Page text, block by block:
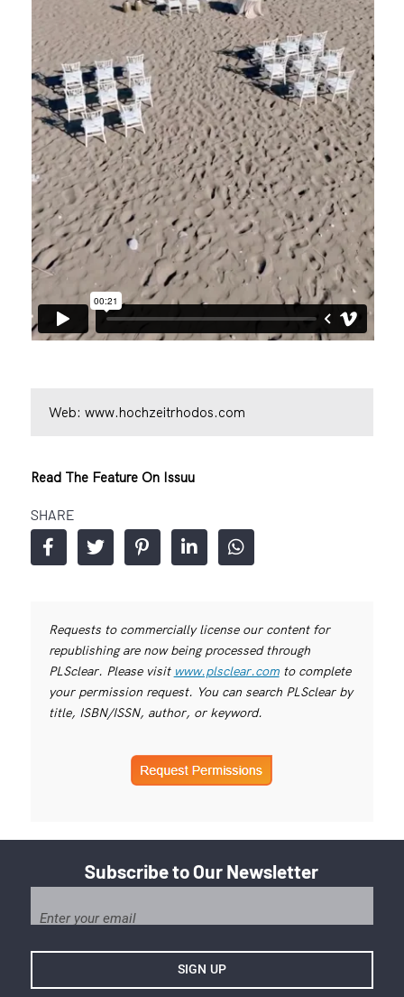
Web: www.hochzeitrhodos.com
Read The Feature On Issuu
SHARE
Requests to commercially license our content for
republishing are now being processed through
PLSclear. Please visit www.plsclear.comto complete
your permission request. You can search PLSclear by
title, ISBN/ISSN, author, or keyword.
Subscribe to Our Newsletter